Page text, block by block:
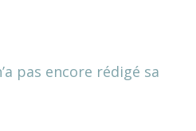
pas encore rédigé sa